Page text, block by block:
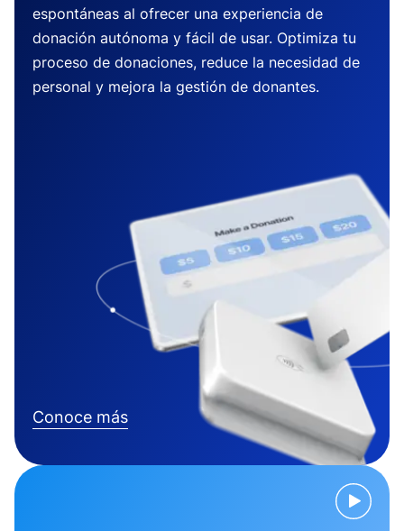
espontáneas al ofrecer una experiencia de
donación autónoma y fácil de usar. Optimiza tu
proceso de donaciones, reduce la necesidad de
personal y mejora la gestión de donantes.
Conoce más